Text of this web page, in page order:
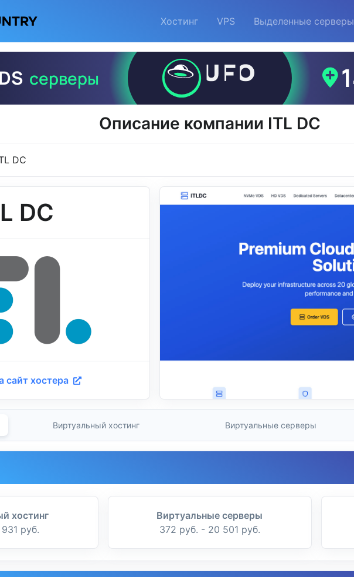
Хостинг VPS Выделенные серверы
Описание компании ITL DC
DC
DC
сайт хостера
Виртуальный хостинг Виртуальные серверы
хостинг
руб.
Виртуальные серверы
372 руб. - 20 501 руб.